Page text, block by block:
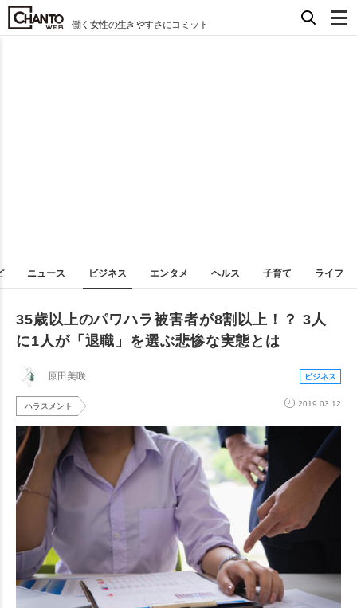
働く女性の生きやすさにコミット
ニュース ビジネス エンタメ ヘルス 子育て ライフ
35歳以上のパワハラ被害者が8割以上！？ 3人
に1人が「退職」を選ぶ悲惨な実態とは
原田美咲 ビジネス
ハラスメント 2019.03.12